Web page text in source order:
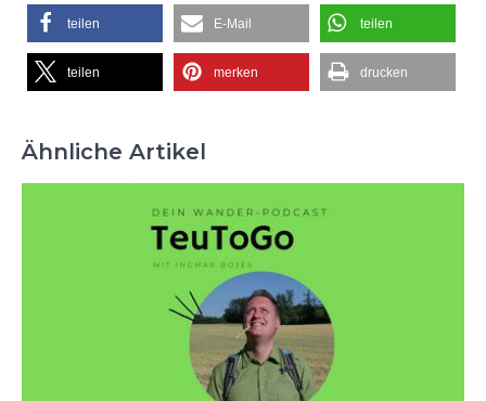
teilen E-Mail teilen
teilen merken drucken
Ähnliche Artikel